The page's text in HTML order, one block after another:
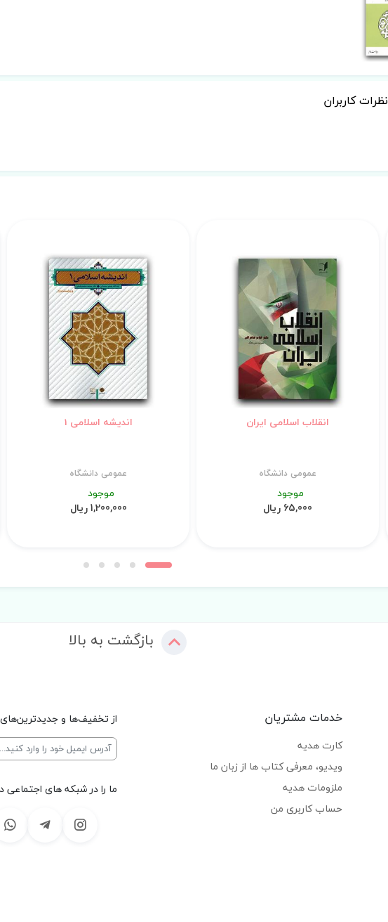
نظرات کاربران
انقلاب اسلامی ایران
عمومی دانشگاه
موجود
65,000 ریال
اندیشه اسلامی 1
عمومی دانشگاه
موجود
1,200,000 ریال
بازگشت به بالا
خدمات مشتریان
کارت هدیه
ویدیو، معرفی کتاب ها از زبان ما
ملزومات هدیه
حساب کاربری من
از تخفیف‌ها و
ما را در شبکه های اجتماعی